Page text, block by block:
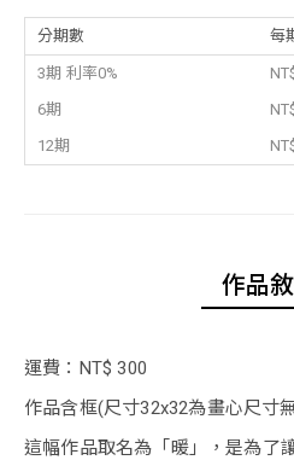
分期數 每
3期 利率0%
6期
12期
作品
運費：NT$ 300
作品含框(尺寸32x32為畫心尺寸
這幅作品取名為「暖」，是為了